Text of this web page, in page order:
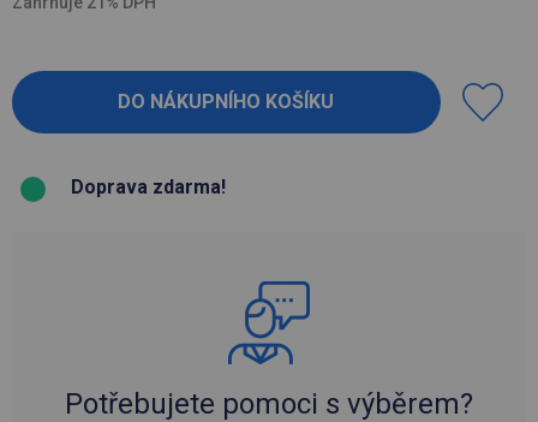
Doprava zdarma!
Potřebujete pomoci s výběrem?